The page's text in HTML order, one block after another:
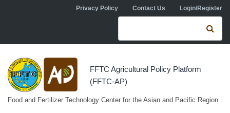
Skip to main contentPrivacy Policy Contact Us Login/Register
Search form
FFTC Agricultural Policy Platform
(FFTC-AP)
Food and Fertilizer Technology Center for the Asian and Pacific Region